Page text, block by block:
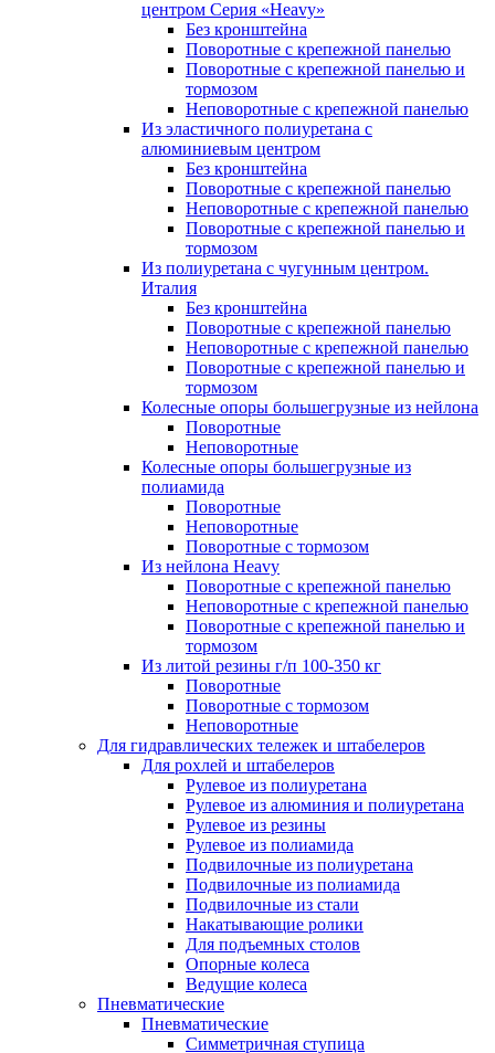
центром Серия «Heavy»
Без кронштейна
Поворотные с крепежной панелью
Поворотные с крепежной панелью и
тормозом
Неповоротные с крепежной панелью
Из эластичного полиуретана с
алюминиевым центром
Без кронштейна
Поворотные с крепежной панелью
Неповоротные с крепежной панелью
Поворотные с крепежной панелью и
тормозом
Из полиуретана с чугунным центром.
Италия
Без кронштейна
Поворотные с крепежной панелью
Неповоротные с крепежной панелью
Поворотные с крепежной панелью и
тормозом
Колесные опоры большегрузные из нейлона
Поворотные
Неповоротные
Колесные опоры большегрузные из
полиамида
Поворотные
Неповоротные
Поворотные с тормозом
Из нейлона Heavy
Поворотные с крепежной панелью
Неповоротные с крепежной панелью
Поворотные с крепежной панелью и
тормозом
Из литой резины г/п 100-350 кг
Поворотные
Поворотные с тормозом
Неповоротные
Для гидравлических тележек и штабелеров
Для рохлей и штабелеров
Рулевое из полиуретана
Рулевое из алюминия и полиуретана
Рулевое из резины
Рулевое из полиамида
Подвилочные из полиуретана
Подвилочные из полиамида
Подвилочные из стали
Накатывающие ролики
Для подъемных столов
Опорные колеса
Ведущие колеса
Пневматические
Пневматические
Симметричная ступица